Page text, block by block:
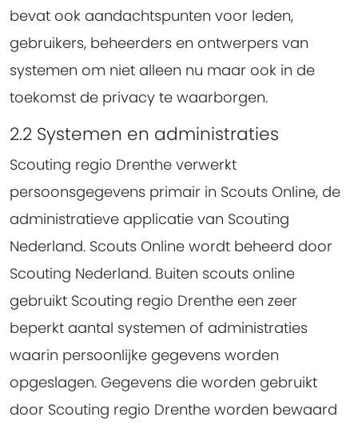
bevat ook aandachtspunten voor leden,
gebruikers, beheerders en ontwerpers van
systemen om niet alleen nu maar ook in de
toekomst de privacy te waarborgen.
2.2 Systemen en administraties
Scouting regio Drenthe verwerkt
persoonsgegevens primair in Scouts Online, de
administratieve applicatie van Scouting
Nederland. Scouts Online wordt beheerd door
Scouting Nederland. Buiten scouts online
gebruikt Scouting regio Drenthe een zeer
beperkt aantal systemen of administraties
waarin persoonlijke gegevens worden
opgeslagen. Gegevens die worden gebruikt
door Scouting regio Drenthe worden bewaard